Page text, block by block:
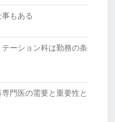
もある
ーション科は勤務の条
門医の需要と重要性と